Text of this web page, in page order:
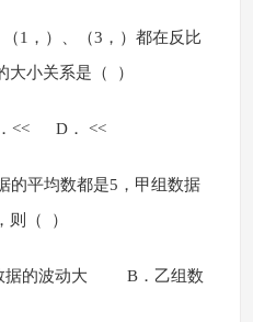
1，）、（3，）都在反比
大小关系是（ ）
<< D． <<
的平均数都是5，甲组数据
则（ ）
据的波动大 B．乙组数